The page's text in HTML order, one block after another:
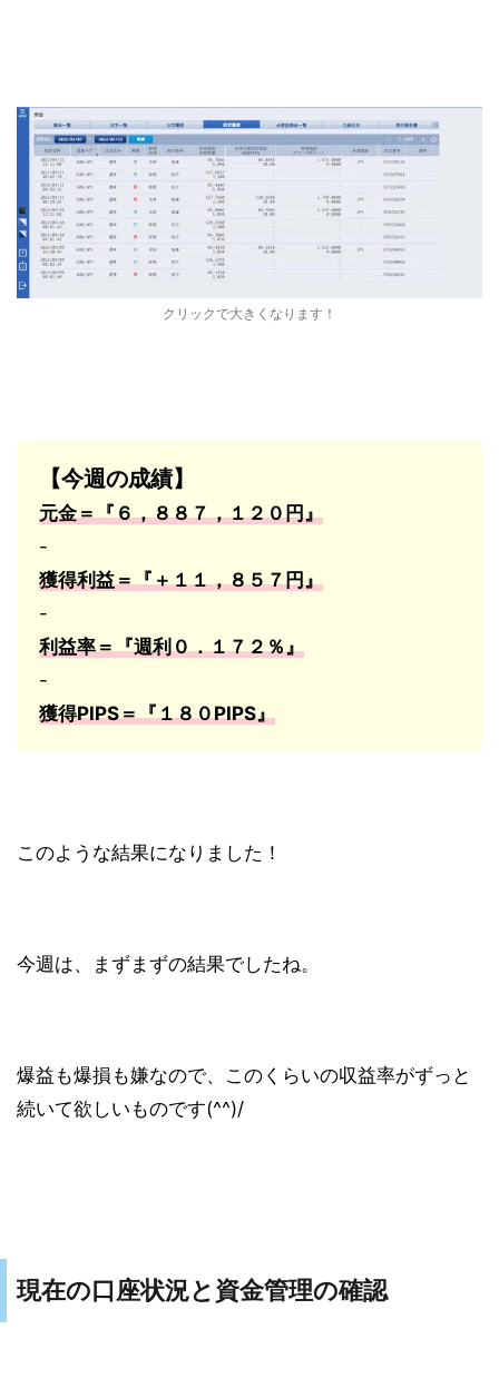
クリックで大きくなります！
【今週の成績】
元金＝『６，８８７，１２０円』
-
獲得利益＝『＋１１，８５７円』
-
利益率＝『週利０．１７２％』
-
獲得PIPS＝『１８０PIPS』
このような結果になりました！
今週は、まずまずの結果でしたね。
爆益も爆損も嫌なので、このくらいの収益率がずっと
続いて欲しいものです(^^)/
現在の口座状況と資金管理の確認